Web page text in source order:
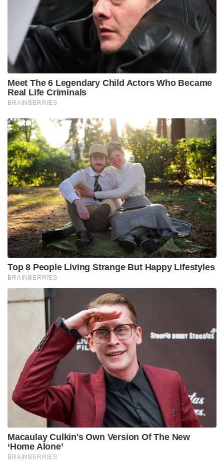
പത്തിലധികം വീടുകൾക്ക് കേടുപാടുകൾ സംഭവിച്ചു.
jammu kashmir vaishno devi temple route landslide